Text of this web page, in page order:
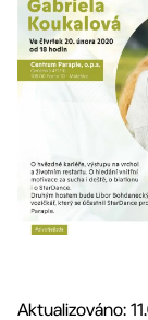
Aktualizováno: